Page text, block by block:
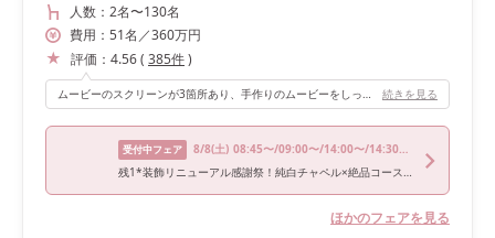
人数： 2名〜130名
費用： 51名 ／360万円
評価： 4.56( 385件)
ムービーのスクリーンが3箇所あり、手作りのムービーをしっかりみんなに見てもらえたのがよかったです！ 高砂の周りを理想通りにしていただき、式のコンセプトや披露宴会場の雰囲気にぴったりでした！ 続きを見る
受付中フェア 8/8(土) 08:45〜/09:00〜/14:00〜/14:30〜/18:00〜
残1*装飾リニューアル感謝祭！純白チャペル×絶品コース試食
ほかのフェアを見る